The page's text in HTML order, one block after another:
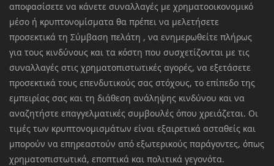
αποφασίσετε να κάνετε συναλλαγές με χρηματοοικονομικό
μέσο ή κρυπτονομίσματα θα πρέπει να μελετήσετε
προσεκτικά τη Σύμβαση πελάτη , να ενημερωθείτε πλήρως
για τους κινδύνους και τα κόστη που συσχετίζονται με τις
συναλλαγές στις χρηματοπιστωτικές αγορές, να εξετάσετε
προσεκτικά τους επενδυτικούς σας στόχους, το επίπεδο της
εμπειρίας σας και τη διάθεση ανάληψης κινδύνου και να
αναζητήστε επαγγελματικές συμβουλές όπου χρειάζεται. Οι
τιμές των κρυπτονομισμάτων είναι εξαιρετικά ασταθείς και
μπορούν να επηρεαστούν από εξωτερικούς παράγοντες, όπως
χρηματοπιστωτικά, εποπτικά και πολιτικά γεγονότα.